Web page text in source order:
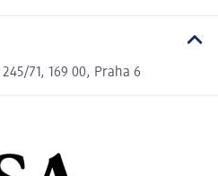
71, 169 00, Praha 6